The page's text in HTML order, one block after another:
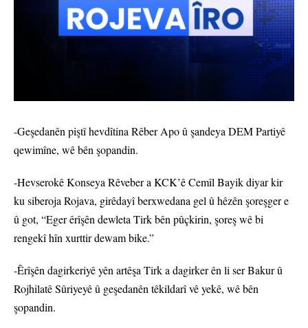
-Geşedanên piştî hevdîtina Rêber Apo û şandeya DEM Partiyê
qewimîne, wê bên şopandin.
-Hevserokê Konseya Rêveber a KCK’ê Cemîl Bayik diyar kir
ku siberoja Rojava, girêdayî berxwedana gel û hêzên şoreşger e
û got, “Eger êrîşên dewleta Tirk bên pûçkirin, şoreş wê bi
rengekî hîn xurttir dewam bike.”
-Êrîşên dagirkeriyê yên artêşa Tirk a dagirker ên li ser Bakur û
Rojhilatê Sûriyeyê û geşedanên têkildarî vê yekê, wê bên
şopandin.